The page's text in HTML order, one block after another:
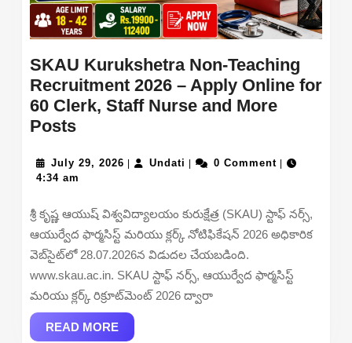
SKAU Kurukshetra Non-Teaching
Recruitment 2026 – Apply Online for
60 Clerk, Staff Nurse and More
PostsSKAU
Non-
Teaching
Recruitment
2026
–
Apply
Online
for
60
July 29, 2026 July
Undati Undati0 Comment
4:34 am
శ్రీ కృష్ణ ఆయుష్ విశ్వవిద్యాలయం కురుక్షేత్ర (SKAU) స్టాఫ్ నర్స్,
ఆయుర్వేద ఫార్మసిస్ట్ మరియు క్లర్క్ నోటిఫికేషన్ 2026 అధికారిక
వెబ్‌సైట్‌లో 28.07.2026న విడుదల చేయబడింది.
www.skau.ac.in. SKAU స్టాఫ్ నర్స్, ఆయుర్వేద ఫార్మసిస్ట్
మరియు క్లర్క్ రిక్రూట్‌మెంట్ 2026 ద్వారా
READ MOREREAD